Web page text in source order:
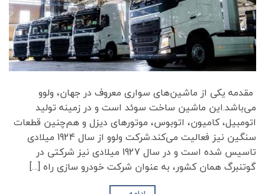
مقدمه یکی از ماشین‌های سواری معروف در جهان، ولوو
می‌باشد.این ماشین ساخت سوئد است و در زمینه تولید
اتومبیل، کامیون، اتوبوس، موتورهای دیزل و هم‌چنین قطعات
سنگین نیز فعالیت می‌کند.شرکت ولوو از سال 1924 میلادی
تاسیس شده است و در سال 1927 میلادی نیز شرکتی در
گوتنبرگ همان کشور، به عنوان شرکت خودرو سازی راه […]